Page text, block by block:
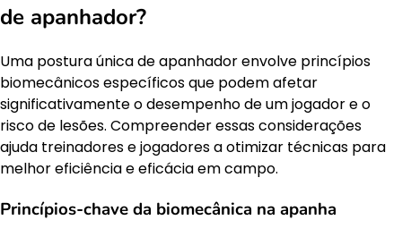
de apanhador?
Uma postura única de apanhador envolve princípios
biomecânicos específicos que podem afetar
significativamente o desempenho de um jogador e o
risco de lesões. Compreender essas considerações
ajuda treinadores e jogadores a otimizar técnicas para
melhor eficiência e eficácia em campo.
Princípios-chave da biomecânica na apanha